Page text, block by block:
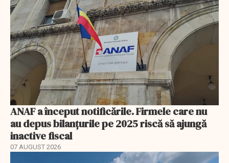
ANAF a început notificările. Firmele care nu
au depus bilanțurile pe 2025 riscă să ajungă
inactive fiscal
07 AUGUST 2026